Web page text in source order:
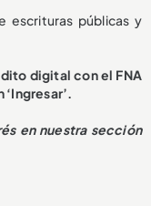
escrituras públicas y
digital con el FNA
en nuestra sección